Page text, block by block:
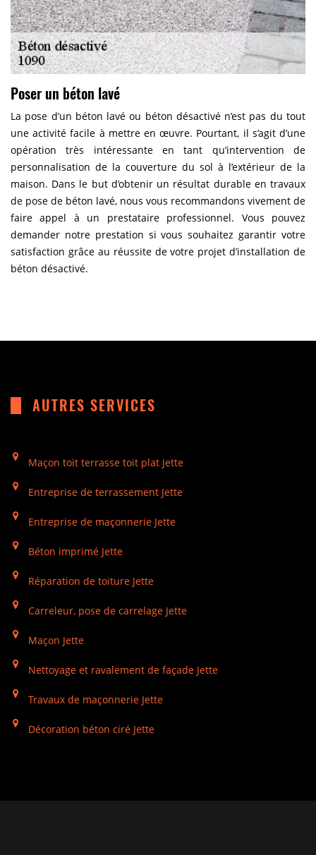
Poser un béton lavé
La pose d’un béton lavé ou béton désactivé n’est pas du tout
une activité facile à mettre en œuvre. Pourtant, il s’agit d’une
opération très intéressante en tant qu’intervention de
personnalisation de la couverture du sol à l’extérieur de la
maison. Dans le but d’obtenir un résultat durable en travaux
de pose de béton lavé, nous vous recommandons vivement de
faire appel à un prestataire professionnel. Vous pouvez
demander notre prestation si vous souhaitez garantir votre
satisfaction grâce au réussite de votre projet d’installation de
béton désactivé.
AUTRES SERVICES
Maçon toit terrasse toit plat Jette
Entreprise de terrassement Jette
Entreprise de maçonnerie Jette
Béton imprimé Jette
Réparation de toiture Jette
Carreleur, pose de carrelage Jette
Maçon Jette
Nettoyage et ravalement de façade Jette
Travaux de maçonnerie Jette
Décoration béton ciré Jette